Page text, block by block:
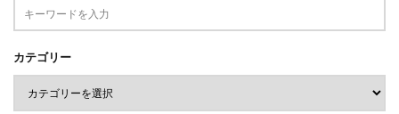
カテゴリー